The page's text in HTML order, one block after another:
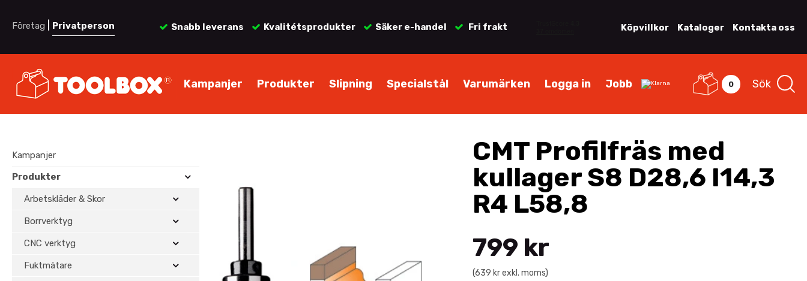
Företag Privatperson Snabb leverans Kvalitétsprodukter Säker e-handel Fri frakt Köpvillkor Kataloger Kontakta oss
Kampanjer Produkter Slipning Specialstål Varumärken Logga in Jobb 0 Sök
Kampanjer
Produkter
Arbetskläder & Skor
Borrverktyg
CNC verktyg
Fuktmätare
CMT Profilfräs med
kullager S8 D28,6 I14,3
R4 L58,8
799 kr
(639 kr exkl. moms)